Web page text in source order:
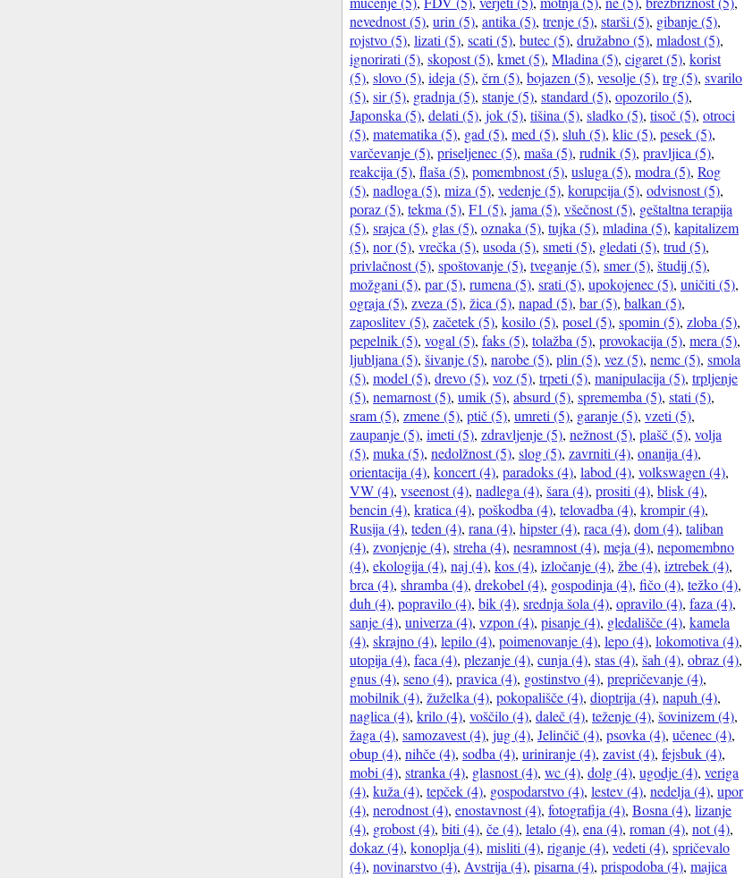
nevednost (5), urin (5), antika (5), trenje (5), starši (5), gibanje (5),
rojstvo (5), lizati (5), scati (5), butec (5), družabno (5), mladost (5),
ignorirati (5), skopost (5), kmet (5), Mladina (5), cigaret (5), korist
(5), slovo (5), ideja (5), črn (5), bojazen (5), vesolje (5), trg (5), svarilo
(5), sir (5), gradnja (5), stanje (5), standard (5), opozorilo (5),
Japonska (5), delati (5), jok (5), tišina (5), sladko (5), tisoč (5), otroci
(5), matematika (5), gad (5), med (5), sluh (5), klic (5), pesek (5),
varčevanje (5), priseljenec (5), maša (5), rudnik (5), pravljica (5),
reakcija (5), flaša (5), pomembnost (5), usluga (5), modra (5), Rog
(5), nadloga (5), miza (5), vedenje (5), korupcija (5), odvisnost (5),
poraz (5), tekma (5), F1 (5), jama (5), všečnost (5), geštaltna terapija
(5), srajca (5), glas (5), oznaka (5), tujka (5), mladina (5), kapitalizem
(5), nor (5), vrečka (5), usoda (5), smeti (5), gledati (5), trud (5),
privlačnost (5), spoštovanje (5), tveganje (5), smer (5), študij (5),
možgani (5), par (5), rumena (5), srati (5), upokojenec (5), uničiti (5),
ograja (5), zveza (5), žica (5), napad (5), bar (5), balkan (5),
zaposlitev (5), začetek (5), kosilo (5), posel (5), spomin (5), zloba (5),
pepelnik (5), vogal (5), faks (5), tolažba (5), provokacija (5), mera (5),
ljubljana (5), šivanje (5), narobe (5), plin (5), vez (5), nemc (5), smola
(5), model (5), drevo (5), voz (5), trpeti (5), manipulacija (5), trpljenje
(5), nemarnost (5), umik (5), absurd (5), sprememba (5), stati (5),
sram (5), zmene (5), ptič (5), umreti (5), garanje (5), vzeti (5),
zaupanje (5), imeti (5), zdravljenje (5), nežnost (5), plašč (5), volja
(5), muka (5), nedolžnost (5), slog (5), zavrniti (4), onanija (4),
orientacija (4), koncert (4), paradoks (4), labod (4), volkswagen (4),
VW (4), vseenost (4), nadlega (4), šara (4), prositi (4), blisk (4),
bencin (4), kratica (4), poškodba (4), telovadba (4), krompir (4),
Rusija (4), teden (4), rana (4), hipster (4), raca (4), dom (4), taliban
(4), zvonjenje (4), streha (4), nesramnost (4), meja (4), nepomembno
(4), ekologija (4), naj (4), kos (4), izločanje (4), žbe (4), iztrebek (4),
brca (4), shramba (4), drekobel (4), gospodinja (4), fičo (4), težko (4),
duh (4), popravilo (4), bik (4), srednja šola (4), opravilo (4), faza (4),
sanje (4), univerza (4), vzpon (4), pisanje (4), gledališče (4), kamela
(4), skrajno (4), lepilo (4), poimenovanje (4), lepo (4), lokomotiva (4),
utopija (4), faca (4), plezanje (4), cunja (4), stas (4), šah (4), obraz (4),
gnus (4), seno (4), pravica (4), gostinstvo (4), prepričevanje (4),
mobilnik (4), žuželka (4), pokopališče (4), dioptrija (4), napuh (4),
naglica (4), krilo (4), voščilo (4), daleč (4), teženje (4), šovinizem (4),
žaga (4), samozavest (4), jug (4), Jelinčič (4), psovka (4), učenec (4),
obup (4), nihče (4), sodba (4), uriniranje (4), zavist (4), fejsbuk (4),
mobi (4), stranka (4), glasnost (4), wc (4), dolg (4), ugodje (4), veriga
(4), kuža (4), tepček (4), gospodarstvo (4), lestev (4), nedelja (4), upor
(4), nerodnost (4), enostavnost (4), fotografija (4), Bosna (4), lizanje
(4), grobost (4), biti (4), če (4), letalo (4), ena (4), roman (4), not (4),
dokaz (4), konoplja (4), misliti (4), riganje (4), vedeti (4), spričevalo
(4), novinarstvo (4), Avstrija (4), pisarna (4), prispodoba (4), majica